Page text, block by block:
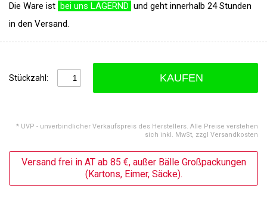
Die Ware ist bei uns LAGERND und geht innerhalb 24 Stunden
in den Versand.
Stückzahl: KAUFEN
* UVP - unverbindlicher Verkaufspreis des Herstellers. Alle Preise verstehen
sich inkl. MwSt, zzgl Versandkosten
Versand frei in AT ab 85 €, außer Bälle Großpackungen
(Kartons, Eimer, Säcke).